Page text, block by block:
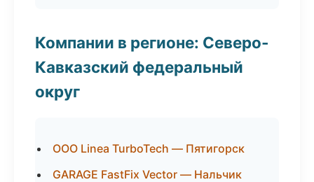
Компании в регионе: Северо-
Кавказский федеральный
округ
ООО Linea TurboTech — Пятигорск
GARAGE FastFix Vector — Нальчик